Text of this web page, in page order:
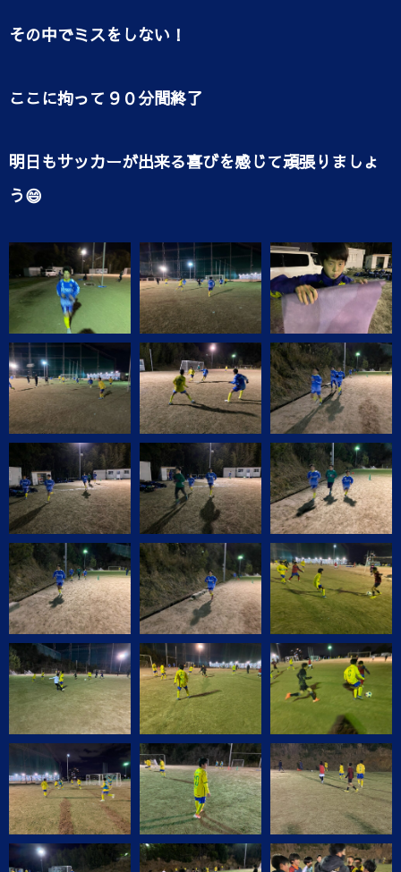
その中でミスをしない！
ここに拘って９０分間終了
明日もサッカーが出来る喜びを感じて頑張りましょ
う😄